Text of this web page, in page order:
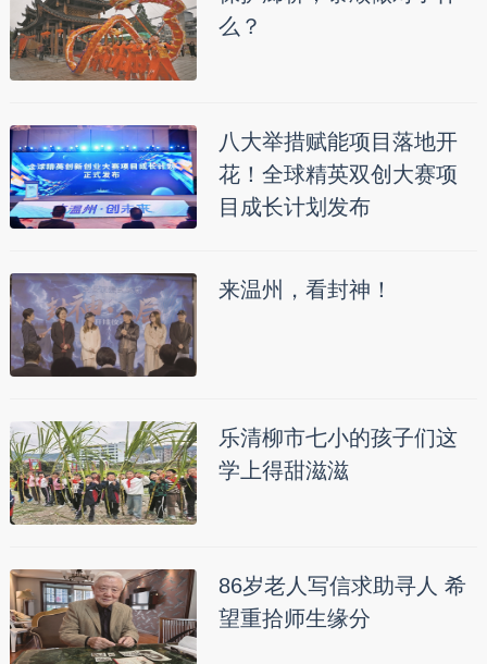
么？
八大举措赋能项目落地开
花！全球精英双创大赛项
目成长计划发布
来温州，看封神！
乐清柳市七小的孩子们这
学上得甜滋滋
86岁老人写信求助寻人 希
望重拾师生缘分